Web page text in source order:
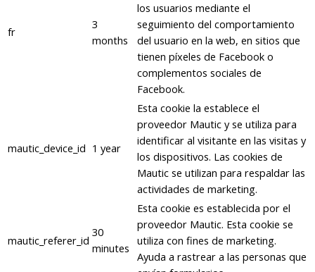
fr
3
months
los usuarios mediante el
seguimiento del comportamiento
del usuario en la web, en sitios que
tienen píxeles de Facebook o
complementos sociales de
Facebook.
mautic_device_id 1 year
Esta cookie la establece el
proveedor Mautic y se utiliza para
identificar al visitante en las visitas y
los dispositivos. Las cookies de
Mautic se utilizan para respaldar las
actividades de marketing.
mautic_referer_id
30
minutes
Esta cookie es establecida por el
proveedor Mautic. Esta cookie se
utiliza con fines de marketing.
Ayuda a rastrear a las personas que